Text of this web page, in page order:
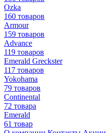
Ozka
160 товаров
Armour
159 товаров
Advance
119 товаров
Emerald Greckster
117 товаров
Yokohama
79 товаров
Continental
72 товара
Emerald
61 товар